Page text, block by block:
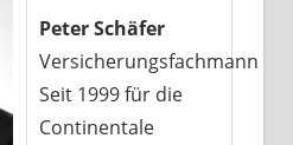
Peter Schäfer
Versicherungsfachmann
Seit 1999 für die
Continentale